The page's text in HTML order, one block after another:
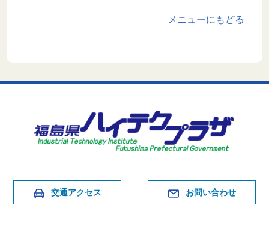
メニューにもどる
交通アクセス お問い合わせ